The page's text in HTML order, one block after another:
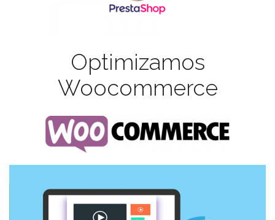
Optimizamos
Woocommerce